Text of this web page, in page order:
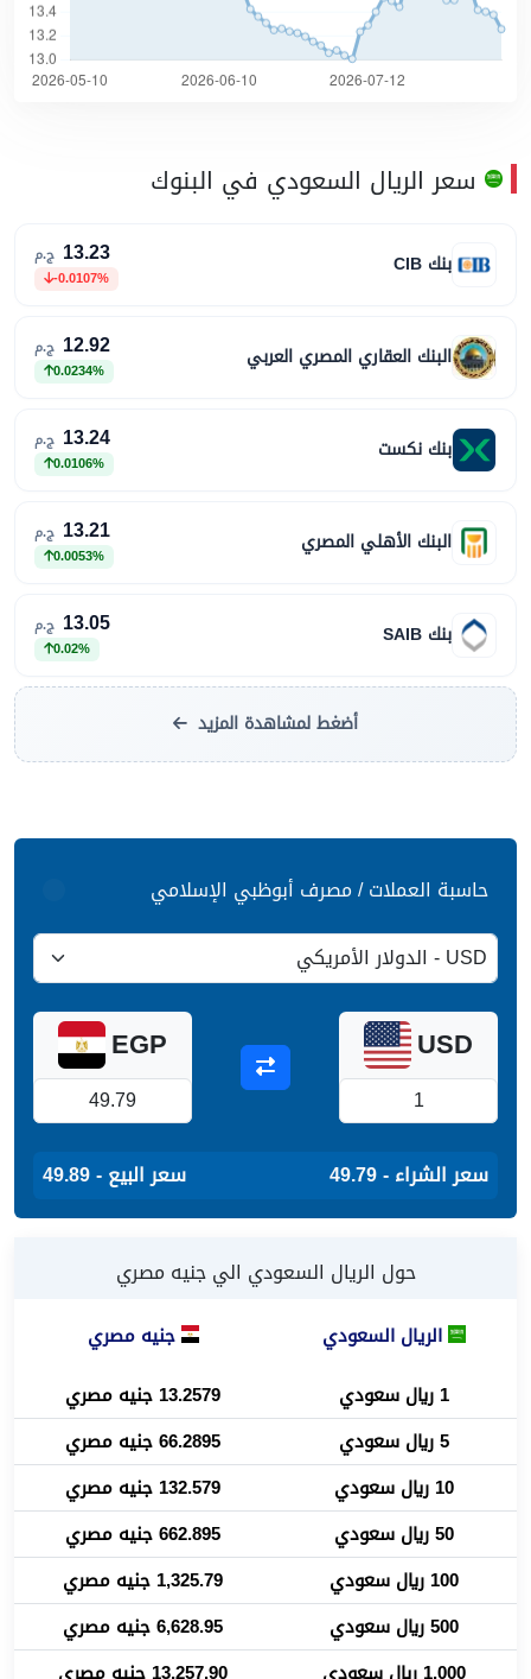
سعر الريال السعودي في البنوك
بنك CIB 13.23 ج.م
-0.0107%
البنك العقاري المصري العربي 12.92 ج.م
0.0234%
بنك نكست 13.24 ج.م
0.0106%
البنك الأهلي المصري 13.21 ج.م
0.0053%
بنك SAIB 13.05 ج.م
0.02%
أضغط لمشاهدة المزيد
حاسبة العملات / مصرف أبوظبي الإسلامي
USD
EGP
سعر الشراء - 49.79 سعر البيع - 49.89
حول الريال السعودي الي جنيه مصري
الريال السعودي
جنيه مصري
1 ريال سعودي
13.2579 جنيه مصري
5 ريال سعودي
66.2895 جنيه مصري
10 ريال سعودي
132.579 جنيه مصري
50 ريال سعودي
662.895 جنيه مصري
100 ريال سعودي
1,325.79 جنيه مصري
500 ريال سعودي
6,628.95 جنيه مصري